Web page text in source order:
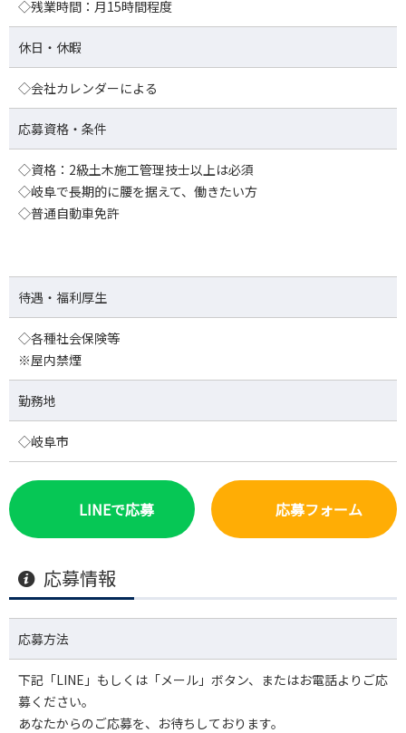
◇残業時間：月15時間程度
休日・休暇
◇会社カレンダーによる
応募資格・条件
◇資格：2級土木施工管理技士以上は必須
◇岐阜で長期的に腰を据えて、働きたい方
◇普通自動車免許
待遇・福利厚生
◇各種社会保険等
※屋内禁煙
勤務地
◇岐阜市
LINEで応募 応募フォーム
応募情報
応募方法
下記「LINE」もしくは「メール」ボタン、またはお電話よりご応
募ください。
あなたからのご応募を、お待ちしております。